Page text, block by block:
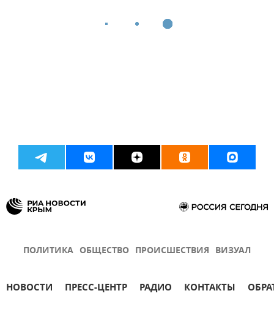
ПОЛИТИКА ОБЩЕСТВО ПРОИСШЕСТВИЯ ВИЗУАЛ
НОВОСТИ ПРЕСС-ЦЕНТР РАДИО КОНТАКТЫ